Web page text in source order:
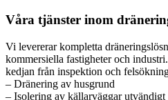
Våra tjänster inom
Vi levererar kompletta
kommersiella fastigheter och
kedjan från inspektion och
– Dränering av husgrund
– Isolering av källarväggar utvändigt